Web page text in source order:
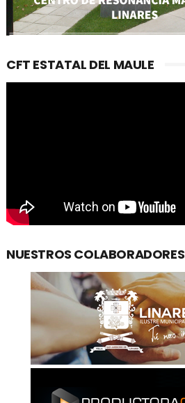
CFT ESTATAL DEL MAULE
NUESTROS COLABORADORES